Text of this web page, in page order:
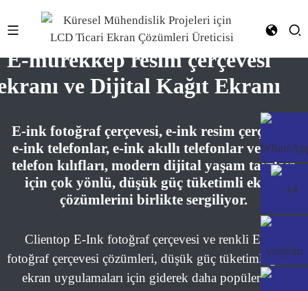
E-mürekkep resim çerçevesi
ve Dijital Kağıt Ekranı
E-ink fotoğraf çerçevesi, e-ink resim çerçevesi,
e-ink telefonlar, e-ink akıllı telefonlar ve e-ink
telefon kılıfları, modern dijital yaşam tarzları
için çok yönlü, düşük güç tüketimli ekran
çözümlerini birlikte sergiliyor.
Clientop E-Ink fotoğraf çerçevesi ve renkli E-Ink
fotoğraf çerçevesi çözümleri, düşük güç tüketimli görsel
ekran uygulamaları için giderek daha popüler hale